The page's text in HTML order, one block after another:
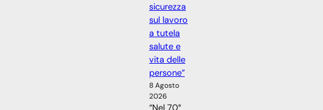
sicurezza
sul lavoro
a tutela
salute e
vita delle
persone”
8 Agosto
2026